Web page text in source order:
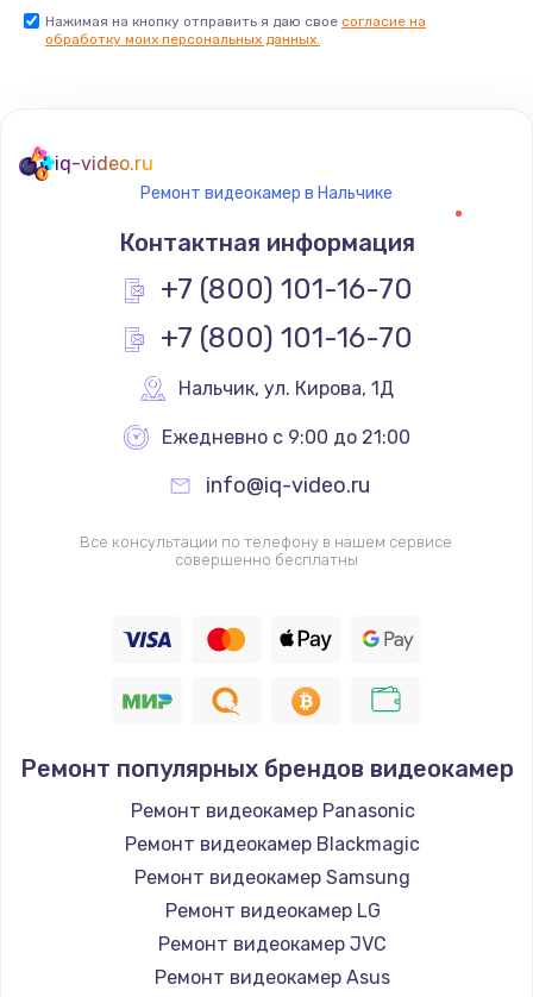
Нажимая на кнопку отправить я даю свое согласие на
обработку моих персональных данных.
iq-video.ru
Ремонт видеокамер в Нальчике
Контактная информация
+7 (800) 101-16-70
+7 (800) 101-16-70
Нальчик, ул. Кирова, 1Д
Ежедневно с 9:00 до 21:00
info@iq-video.ru
Все консультации по телефону в нашем сервисе
совершенно бесплатны
Ремонт популярных брендов видеокамер
Ремонт видеокамер Panasonic
Ремонт видеокамер Blackmagic
Ремонт видеокамер Samsung
Ремонт видеокамер LG
Ремонт видеокамер JVC
Ремонт видеокамер Asus